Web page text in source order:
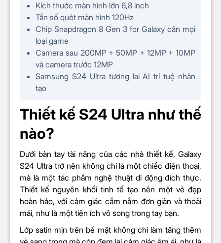
Công nghệ màn
hình
Dynamic AMOLED 2X
Màn hình rộng
Tần số quét (Hz) 120 Hz
Độ sángtối đa
Hệ điều hành & CPU
Hệ điều hành Android 13
Chip
Snapdragon 8 Gen 3 for
Galaxy
Loại/Tốc độ ( CPU) 3.39 GHz
Kích thước màn hình lớn 6,8 inch
Tần số quét màn hình 120Hz
Chip Snapdragon 8 Gen 3 for Galaxy cân mọi
loại game
Camera sau 200MP + 50MP + 12MP + 10MP
và camera trước 12MP
Samsung S24 Ultra tương lai AI trí tuệ nhân
tạo
Thiết kế S24 Ultra như thế
nào?
Dưới bàn tay tài năng của các nhà thiết kế, Galaxy
S24 Ultra trở nên không chỉ là một chiếc điện thoại,
mà là một tác phẩm nghệ thuật di động đích thực.
Thiết kế nguyên khối tinh tế tạo nên một vẻ đẹp
hoàn hảo, với cảm giác cầm nắm đơn giản và thoải
mái, như là một tiện ích vô song trong tay bạn.
Lớp satin mịn trên bề mặt không chỉ làm tăng thêm